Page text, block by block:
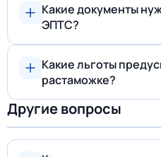
Какие документы
ЭПТС?
Какие льготы
растаможке?
Другие вопросы